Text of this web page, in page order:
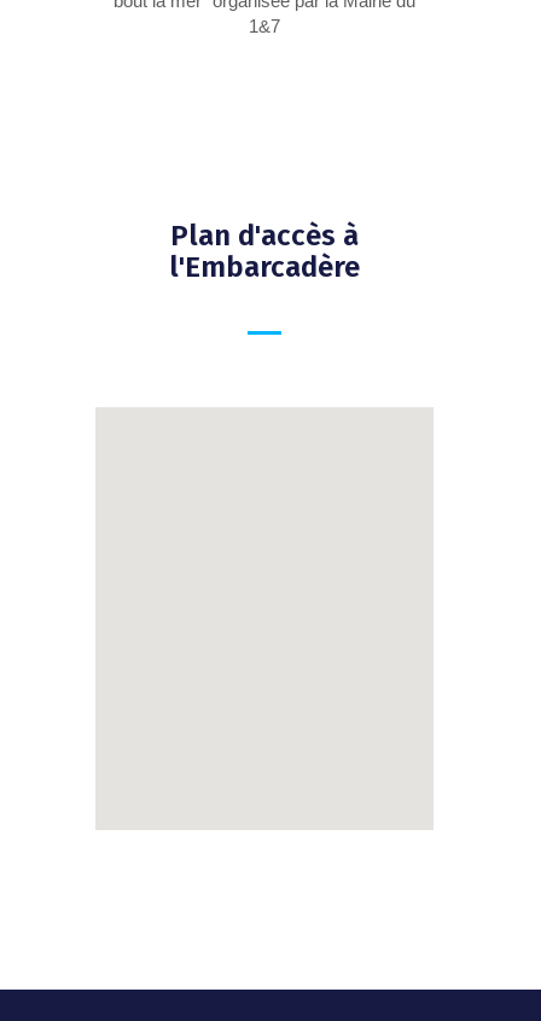
1&7
Plan d'accès à
l'Embarcadère